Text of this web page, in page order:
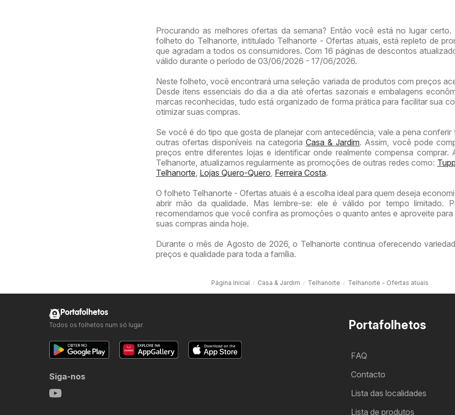
Procurando as melhores ofertas da semana? Então você está no lugar certo.
folheto do Telhanorte, intitulado Telhanorte - Ofertas atuais, está repleto de
que agradam a todos os consumidores. Com 16 páginas de descontos
válido durante o período de 03/06/2026 - 17/06/2026.
Neste folheto, você encontrará uma seleção variada de produtos com preços
Desde itens essenciais do dia a dia até ofertas sazonais e embalagens
marcas reconhecidas, tudo está organizado de forma prática para facilitar sua
otimizar suas compras.
Se você é do tipo que gosta de planejar com antecedência, vale a pena conferir
outras ofertas disponíveis na categoria Casa & Jardim. Assim, você pode
preços entre diferentes lojas e identificar onde realmente compensa comprar.
Telhanorte, atualizamos regularmente as promoções de outras redes como:
Telhanorte Lojas Quero-Quero Ferreira Costa.
O folheto Telhanorte - Ofertas atuais é a escolha ideal para quem deseja
abrir mão da qualidade. Mas lembre-se: ele é válido por tempo limitado.
recomendamos que você confira as promoções o quanto antes e aproveite para
suas compras ainda hoje.
Durante o mês de Agosto de 2026, o Telhanorte continua oferecendo
preços e qualidade para toda a família.
Página Inicial Casa & Jardim Telhanorte Telhanorte - Ofertas atuais
Portafolhetos
FAQ
Contacto
Lista das localidades
Lista de produtos
Portafolhetos
Todos os folhetos num só lugar.
Siga-nos